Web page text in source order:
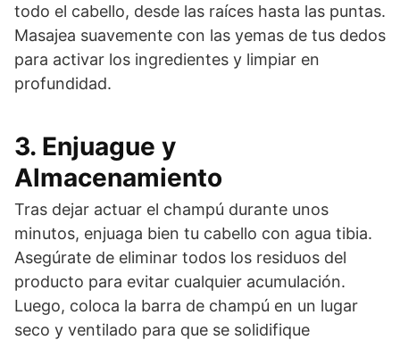
todo el cabello, desde las raíces hasta las puntas.
Masajea suavemente con las yemas de tus dedos
para activar los ingredientes y limpiar en
profundidad.
3. Enjuague y
Almacenamiento
Tras dejar actuar el champú durante unos
minutos, enjuaga bien tu cabello con agua tibia.
Asegúrate de eliminar todos los residuos del
producto para evitar cualquier acumulación.
Luego, coloca la barra de champú en un lugar
seco y ventilado para que se solidifique